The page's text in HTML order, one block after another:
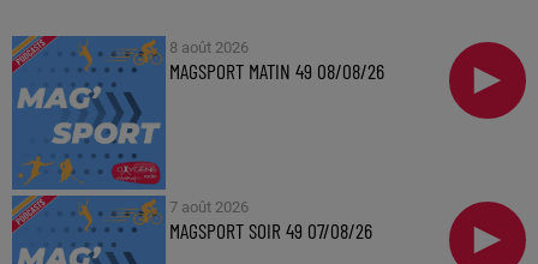
8 août 2026
MAGSPORT MATIN 49 08/08/26
7 août 2026
MAGSPORT SOIR 49 07/08/26